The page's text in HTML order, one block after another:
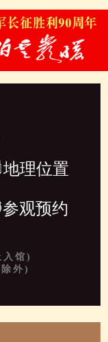
地理位置
参观预约
馆)
外)